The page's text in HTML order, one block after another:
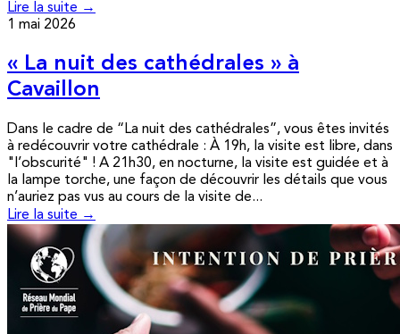
Lire la suite →
1 mai 2026
« La nuit des cathédrales » à
Cavaillon
Dans le cadre de “La nuit des cathédrales”, vous êtes invités
à redécouvrir votre cathédrale : À 19h, la visite est libre, dans
"l’obscurité" ! A 21h30, en nocturne, la visite est guidée et à
la lampe torche, une façon de découvrir les détails que vous
n’auriez pas vus au cours de la visite de...
Lire la suite →